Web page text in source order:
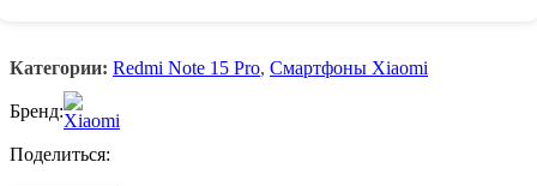
Категории: Redmi Note 15 Pro, Смартфоны Xiaomi
Бренд:
Поделиться: